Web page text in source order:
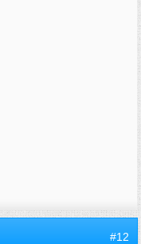
#12